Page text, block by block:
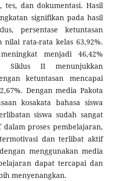
tes, dan dokumentasi. Hasil
signifikan pada hasil
persentase ketuntasan
nilai rata-rata kelas 63,92%.
menjadi 46,42%
Siklus II menunjukkan
ketuntasan mencapai
Dengan media Pakota
kosakata bahasa siswa
siswa sudah sangat
proses pembelajaran,
dan terlibat aktif
menggunakan media
dapat tercapai dan
menyenangkan.